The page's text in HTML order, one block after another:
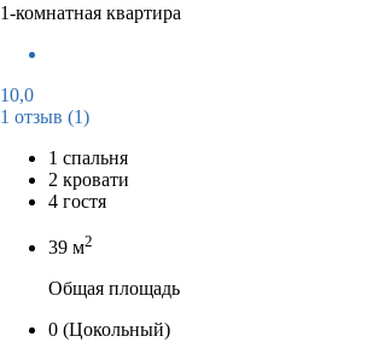
1-комнатная квартира
10,0
1 отзыв (1)
1 спальня
2 кровати
4 гостя
39 м2
Общая площадь
0 (Цокольный)